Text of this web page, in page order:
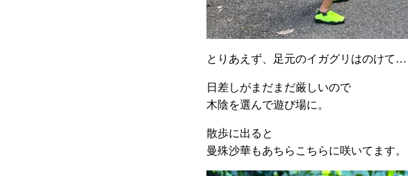
とりあえず、足元のイガグリはのけて…
日差しがまだまだ厳しいので
木陰を選んで遊び場に。
散歩に出ると
曼殊沙華もあちらこちらに咲いてます。